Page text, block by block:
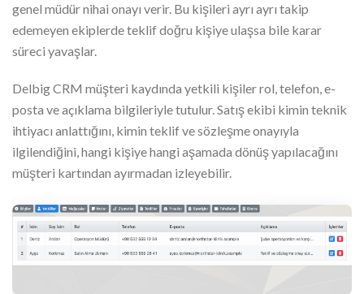
genel müdür nihai onayı verir. Bu kişileri ayrı ayrı takip
edemeyen ekiplerde teklif doğru kişiye ulaşsa bile karar
süreci yavaşlar.
Delbig CRM müşteri kaydında yetkili kişiler rol, telefon, e-
posta ve açıklama bilgileriyle tutulur. Satış ekibi kimin teknik
ihtiyacı anlattığını, kimin teklif ve sözleşme onayıyla
ilgilendiğini, hangi kişiye hangi aşamada dönüş yapılacağını
müşteri kartından ayırmadan izleyebilir.